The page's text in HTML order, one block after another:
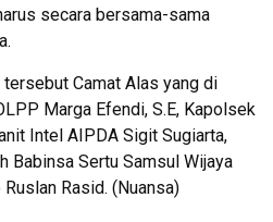
secara bersama-sama
Camat Alas yang di
Marga Efendi, S.E, Kapolsek
Intel AIPDA Sigit Sugiarta,
Babinsa Sertu Samsul Wijaya
Rasid. (Nuansa)